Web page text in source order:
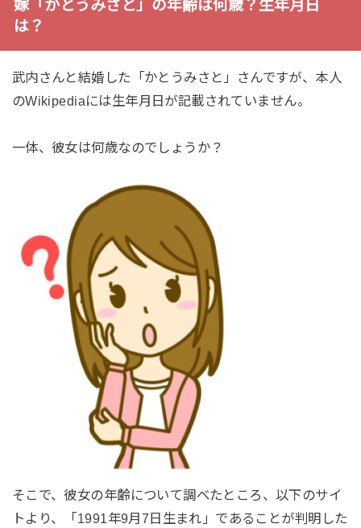
嫁「かとうみさと」の年齢は何歳？生年月日
は？
武内さんと結婚した「かとうみさと」さんですが、本人
のWikipediaには生年月日が記載されていません。
一体、彼女は何歳なのでしょうか？
そこで、彼女の年齢について調べたところ、以下のサイ
トより、「1991年9月7日生まれ」であることが判明した